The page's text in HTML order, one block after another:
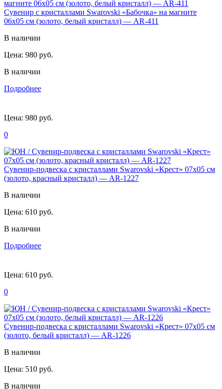
Сувенир с кристаллами Swarovski «Бабочка» на магните
06х05 см (золото, белый кристалл) — AR-411
В наличии
Цена: 980 руб.
В наличии
Подробнее
Цена: 980 руб.
0
Сувенир-подвеска с кристаллами Swarovski «Крест» 07х05 см
(золото, красный кристалл) — AR-1227
В наличии
Цена: 610 руб.
В наличии
Подробнее
Цена: 610 руб.
0
Сувенир-подвеска с кристаллами Swarovski «Крест» 07х05 см
(золото, белый кристалл) — AR-1226
В наличии
Цена: 510 руб.
В наличии